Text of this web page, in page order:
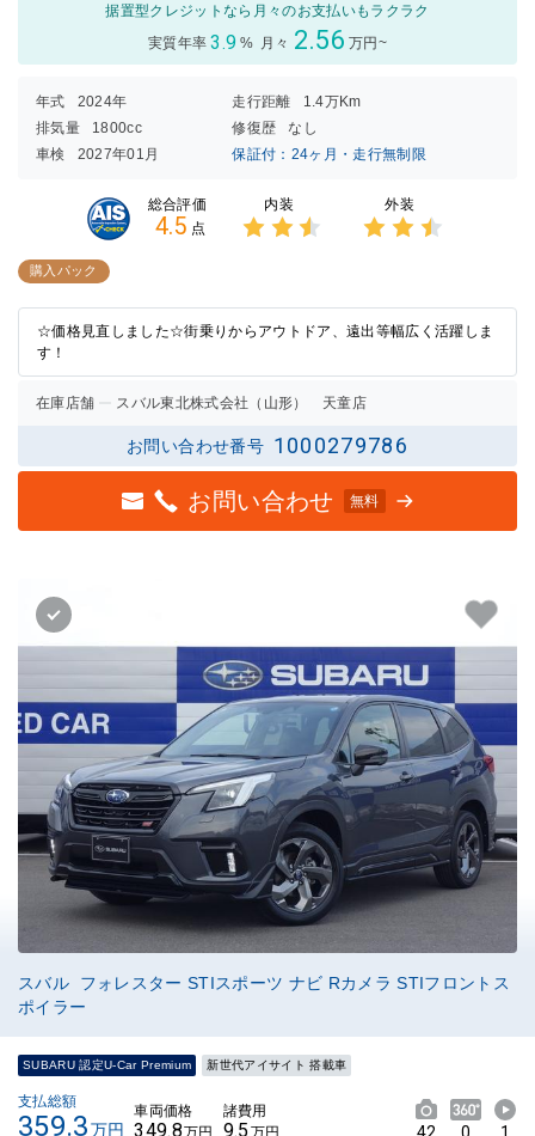
据置型クレジットなら月々のお支払いもラクラク
実質年率 3.9 % 月々 2.56 万円~
年式 2024年 走行距離
1.4万Km
排気量
1800cc 修復歴
なし
車検
2027年01月 保証付：24ヶ月・走行無制限
総合評価
4.5 点
内装 外装
購入パック
☆価格見直しました☆街乗りからアウトドア、遠出等幅広く活躍しま
す！
在庫店舗 スバル東北株式会社（山形） 天童店
お問い合わせ番号 1000279786
お問い合わせ 無料
スバル フォレスター STIスポーツ ナビ Rカメラ STIフロントス
ポイラー
SUBARU 認定U-Car Premium 新世代アイサイト 搭載車
支払総額
359.3万円
車両価格
349.8万円
諸費用
9.5 万円